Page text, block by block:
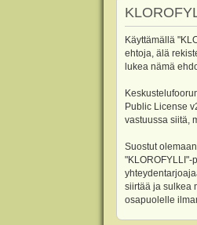
Käyttämällä
ehtoja, älä
lukea nämä
Public License
vastuussa siitä,
Suostut
siirtää ja sulkea
osapuolelle